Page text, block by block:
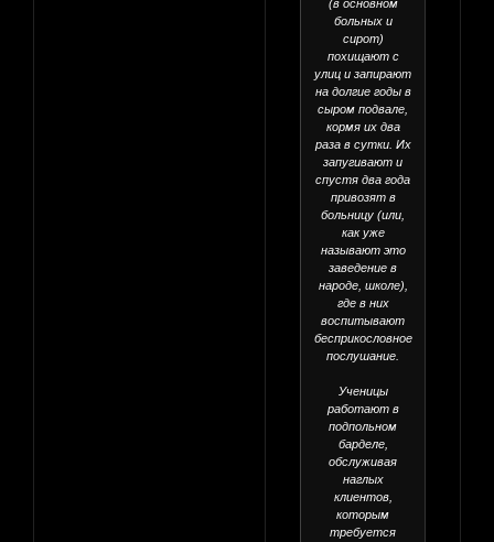
(в основном
больных и
сирот)
похищают с
улиц и запирают
на долгие годы в
сыром подвале,
кормя их два
раза в сутки. Их
запугивают и
спустя два года
привозят в
больницу (или,
как уже
называют это
заведение в
народе, школе),
где в них
воспитывают
бесприкословное
послушание.
Ученицы
работают в
подпольном
барделе,
обслуживая
наглых
клиентов,
которым
требуется